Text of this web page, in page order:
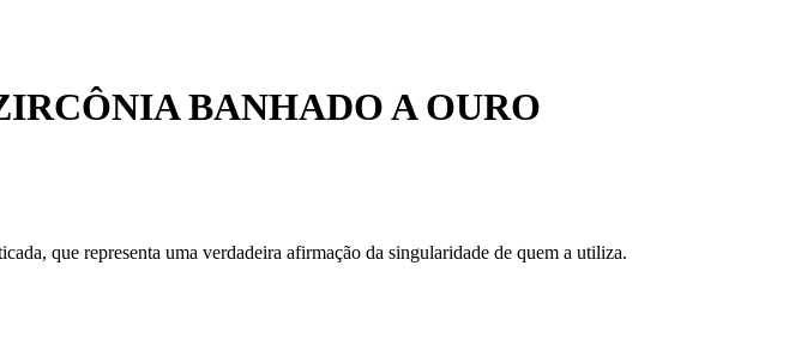
BANHADO A OURO
que representa uma verdadeira afirmação da singularidade de quem a utiliza.